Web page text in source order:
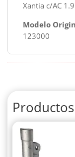
Xantia c/AC
Modelo
123000